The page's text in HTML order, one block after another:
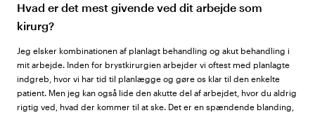
Hvad er det mest givende ved dit arbejde som
kirurg?
Jeg elsker kombinationen af planlagt behandling og akut behandling i
mit arbejde. Inden for brystkirurgien arbejder vi oftest med planlagte
indgreb, hvor vi har tid til planlægge og gøre os klar til den enkelte
patient. Men jeg kan også lide den akutte del af arbejdet, hvor du aldrig
rigtig ved, hvad der kommer til at ske. Det er en spændende blanding,